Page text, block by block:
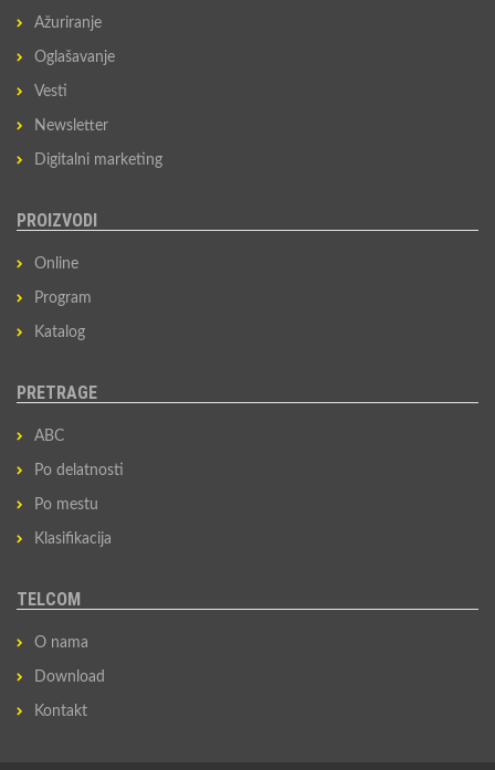
Ažuriranje
Oglašavanje
Vesti
Newsletter
Digitalni marketing
PROIZVODI
Online
Program
Katalog
PRETRAGE
ABC
Po delatnosti
Po mestu
Klasifikacija
TELCOM
O nama
Download
Kontakt